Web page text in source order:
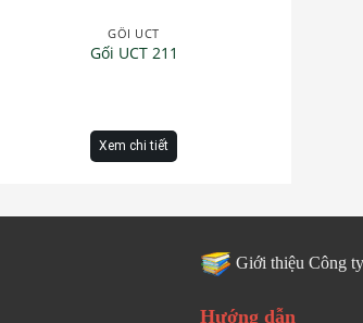
GỐI UCT
Gối UCT 211
Xem chi tiết
Giới thiệu Công ty
Hướng dẫn